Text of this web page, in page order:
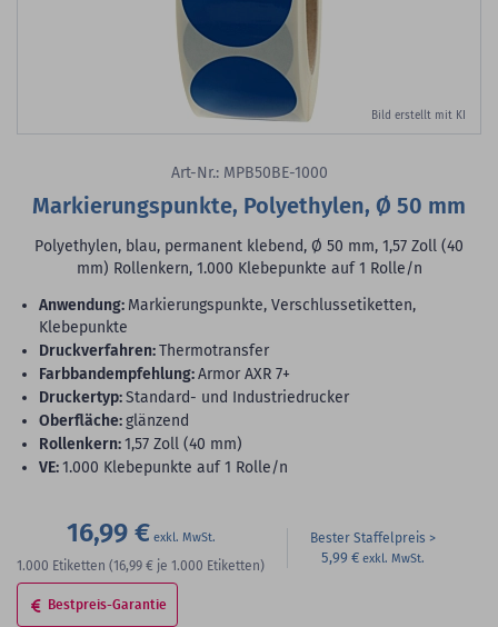
Bild erstellt mit KI
Art-Nr.: MPB50BE-1000
Markierungspunkte, Polyethylen, Ø 50 mm
Polyethylen, blau, permanent klebend, Ø 50 mm, 1,57 Zoll (40
mm) Rollenkern, 1.000 Klebepunkte auf 1 Rolle/n
Anwendung: Markierungspunkte, Verschlussetiketten,
Klebepunkte
Druckverfahren:Thermotransfer
Farbbandempfehlung:Armor AXR 7+
Druckertyp:Standard- und Industriedrucker
Oberfläche:glänzend
Rollenkern:1,57 Zoll (40 mm)
VE:1.000 Klebepunkte auf 1 Rolle/n
16,99 €
1.000 Etiketten (16,99 € je 1.000 Etiketten)
Bester Staffelpreis
5,99 €
Bestpreis-Garantie